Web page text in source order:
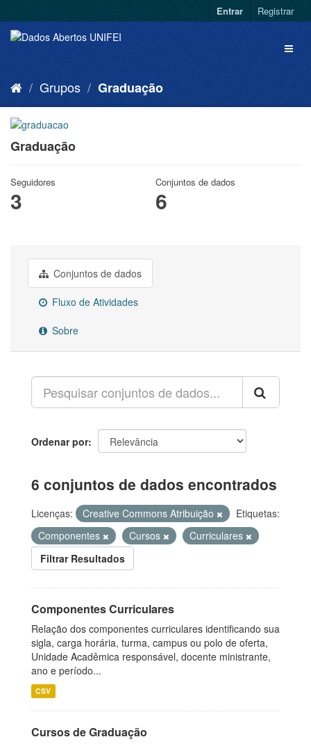
Entrar Registrar
Grupos Graduação
Graduação
Seguidores
3
Conjuntos de dados
6
Conjuntos de dados
Fluxo de Atividades
Sobre
Ordenar por
6 conjuntos de dados encontrados
Licenças: Creative Commons Atribuição
Etiquetas:
Componentes
Cursos
Curriculares
Filtrar Resultados
Componentes Curriculares
Relação dos componentes curriculares identificando sua
sigla, carga horária, turma, campus ou polo de oferta,
Unidade Acadêmica responsável, docente ministrante,
ano e período...
CSV
Cursos de Graduação